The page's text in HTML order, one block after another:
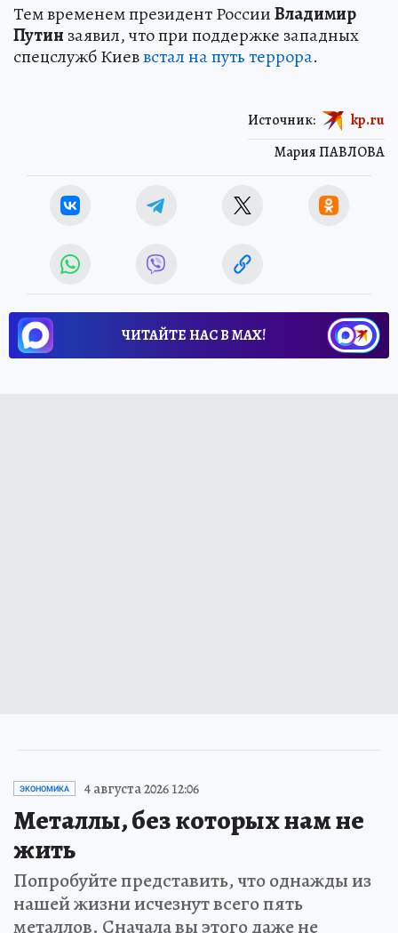
Тем временем президент РоссииВладимир
Путин заявил, что при поддержке западных
спецслужб Киеввстал на путь террора.
Мария ПАВЛОВА
Источник: kp.ru
ЧИТАЙТЕ НАС В МАХ!
ЭКОНОМИКА 4 августа 2026 12:06
Металлы, без которых нам не
жить
Попробуйте представить, что однажды из
нашей жизни исчезнут всего пять
металлов. Сначала вы этого даже не